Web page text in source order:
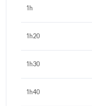
1h
1h20
1h30
1h40